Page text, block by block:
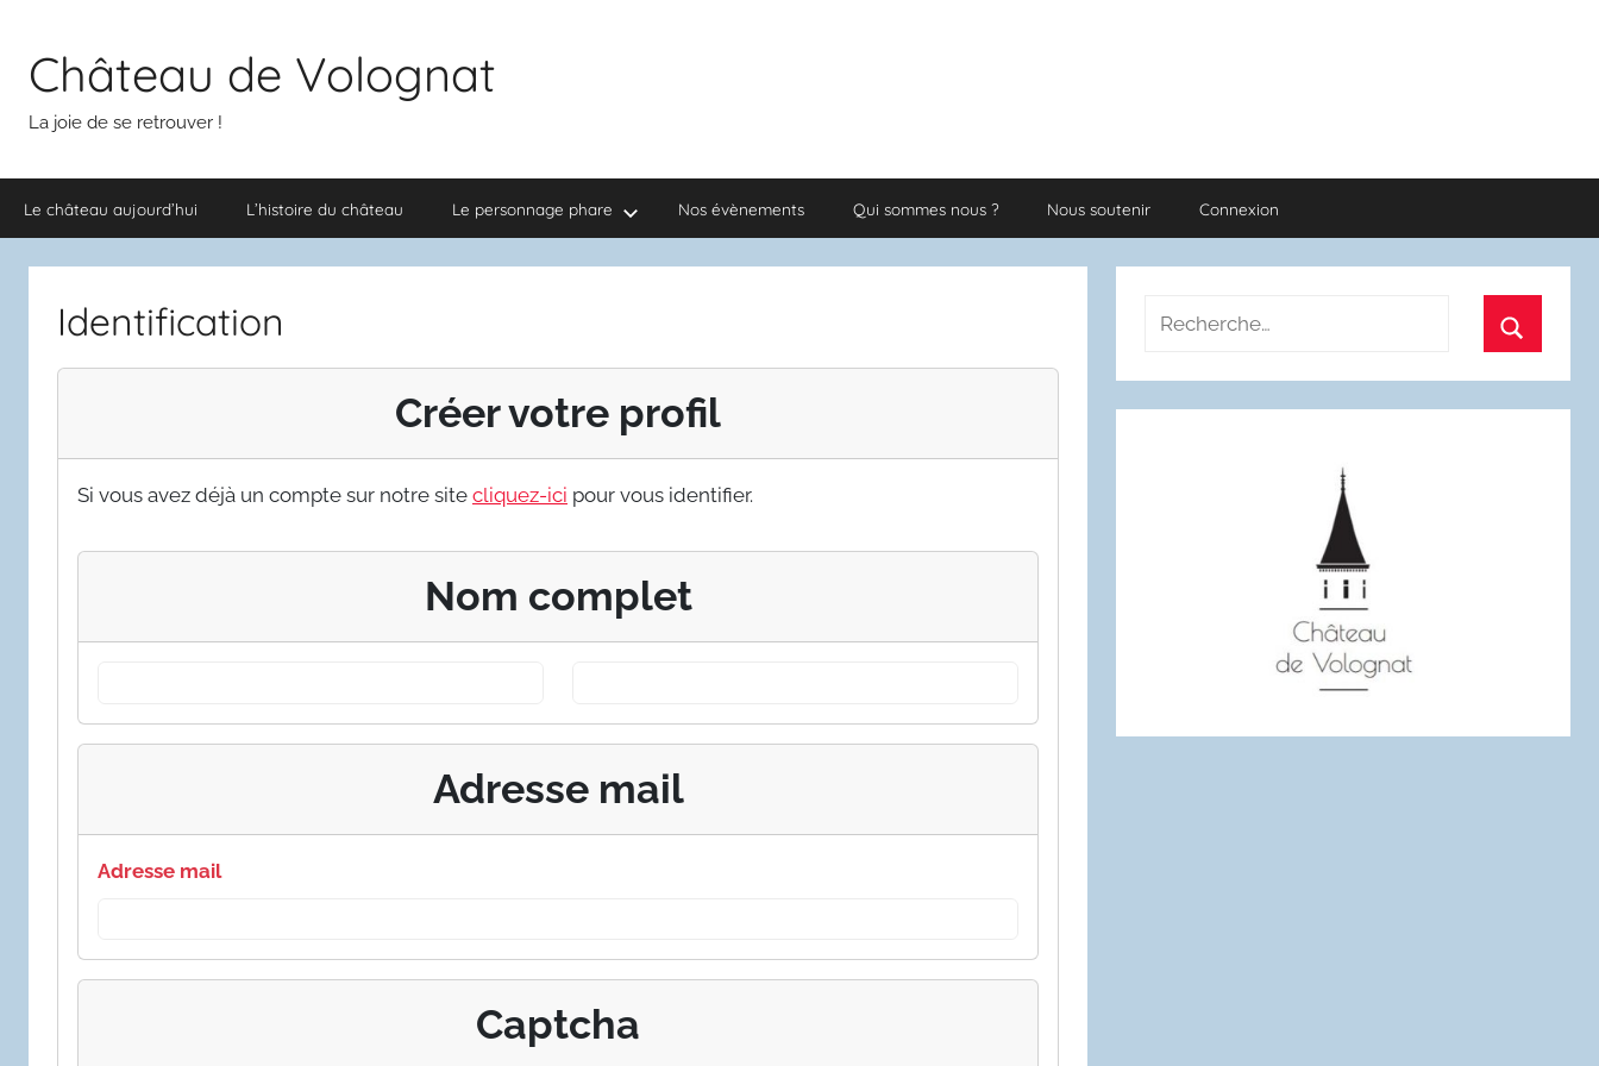
contenuChâteau de Volognat
La joie de se retrouver !
Le château aujourd’hui L’histoire du château Le personnage phare Nos évènements Qui sommes nous ? Nous soutenir Connexion
Identification
Créer votre profil
Si vous avez déjà un compte sur notre site cliquez-ici pour vous identifier.
Nom complet
Adresse mail
Adresse mail
Captcha
Recherche
: